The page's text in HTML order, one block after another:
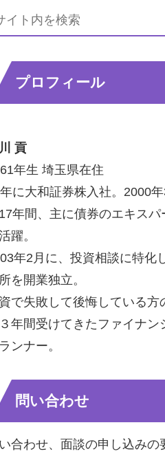
プロフィール
貢
年生 埼玉県在住
に大和証券株入社。2000
年間、主に債券のエキスパ
躍。
年2月に、投資相談に特化
を開業独立。
で失敗して後悔している方
年間受けてきたファイナン
ンナー。
問い合わせ
合わせ、面談の申し込みの